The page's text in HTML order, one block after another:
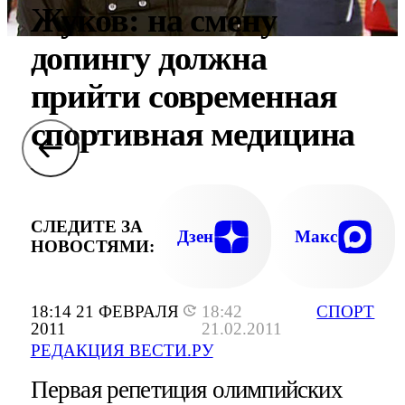
18:14 21 ФЕВРАЛЯ
2011
18:42
21.02.2011
РЕДАКЦИЯ ВЕСТИ.РУ
СПОРТ
Жуков: на смену
допингу должна
прийти современная
спортивная медицина
СЛЕДИТЕ ЗА
НОВОСТЯМИ:
Дзен Макс
Первая репетиция олимпийских